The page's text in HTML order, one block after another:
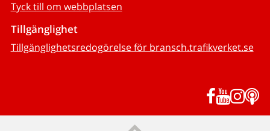
Tyck till om webbplatsen
Tillgänglighet
Tillgänglighetsredogörelse för bransch.trafikverket.se
Facebook
YouTube